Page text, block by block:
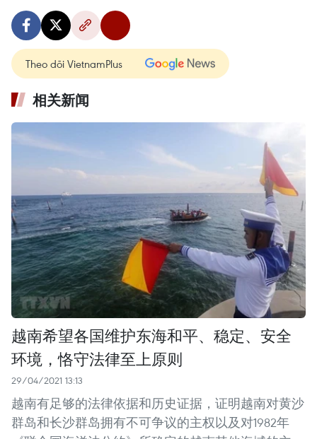
Theo dõi VietnamPlus
相关新闻
越南希望各国维护东海和平、稳定、安全
环境，恪守法律至上原则
29/04/2021 13:13
越南有足够的法律依据和历史证据，证明越南对黄沙
群岛和长沙群岛拥有不可争议的主权以及对1982年